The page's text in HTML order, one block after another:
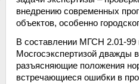
внедрению современных
объектов, особенно
В составлении МГСН 2.01-99
Мосгосэкспертизой дважды
разъясняющие положения
встречающиеся ошибки в